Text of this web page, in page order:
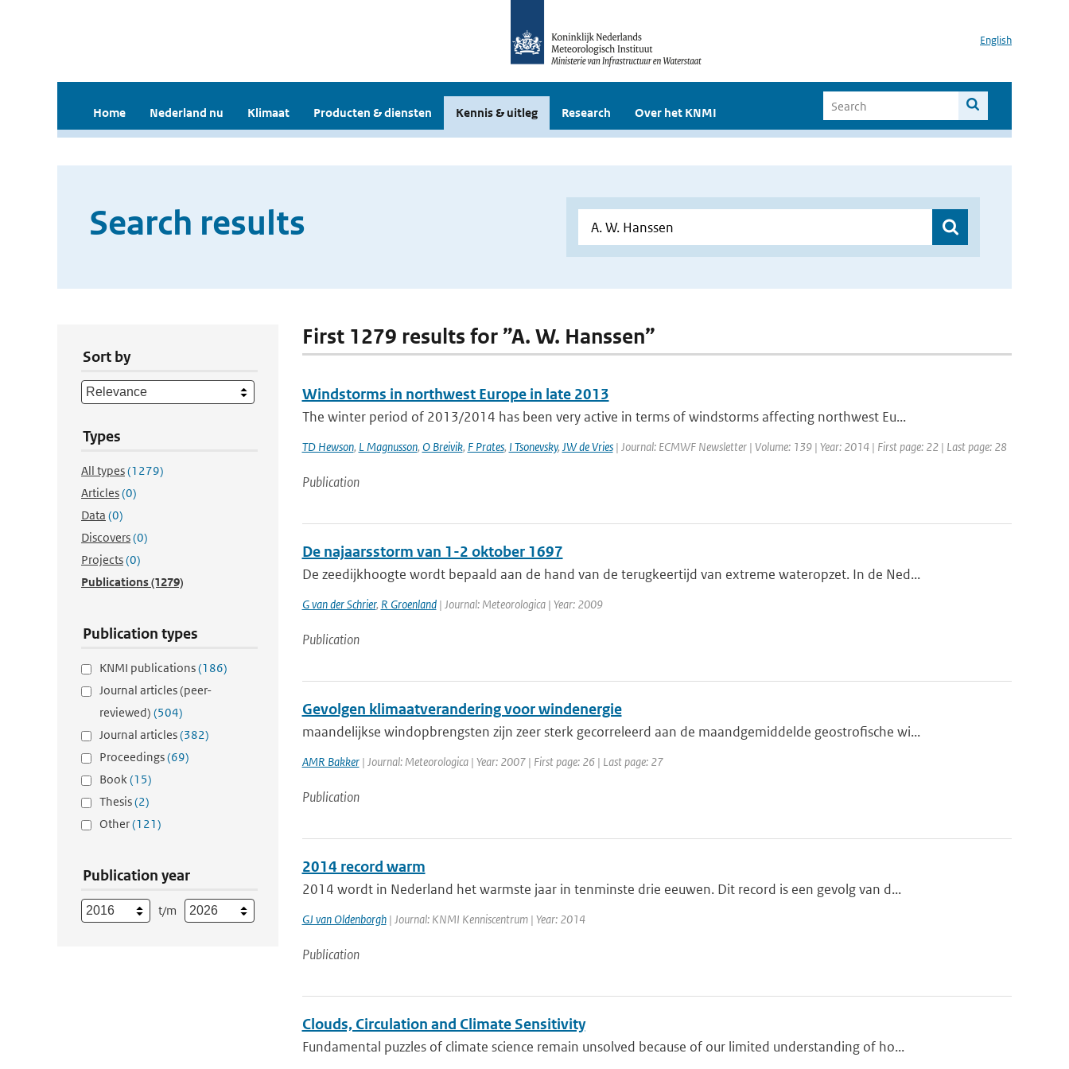
English
Home Nederland nu Klimaat Producten & diensten Kennis & uitleg Research Over het KNMI
Search results
Sort by
Types
All types(1279)
Articles(0)
Data (0)
Discovers(0)
Projects(0)
Publications(1279)
Publication types
KNMI publications(186)
Journal articles (peer-
reviewed) (504)
Journal articles(382)
Proceedings(69)
Book(15)
Thesis(2)
Other(121)
Publication year
t/m
First 1279 results for ”A. W. Hanssen”
Windstorms in northwest Europe in late 2013
The winter period of 2013/2014 has been very active in terms of windstorms affecting northwest Eu...
TD Hewson, L Magnusson, O Breivik, F Prates, I Tsonevsky, JW de Vries| Journal: ECMWF Newsletter | Volume: 139 | Year: 2014 | First page: 22 | Last page: 28
Publication
De najaarsstorm van 1-2 oktober 1697
De zeedijkhoogte wordt bepaald aan de hand van de terugkeertijd van extreme wateropzet. In de Ned...
G van der Schrier, R Groenland| Journal: Meteorologica | Year: 2009
Publication
Gevolgen klimaatverandering voor windenergie
maandelijkse windopbrengsten zijn zeer sterk gecorreleerd aan de maandgemiddelde geostrofische wi...
AMR Bakker| Journal: Meteorologica | Year: 2007 | First page: 26 | Last page: 27
Publication
2014 record warm
2014 wordt in Nederland het warmste jaar in tenminste drie eeuwen. Dit record is een gevolg van d...
GJ van Oldenborgh| Journal: KNMI Kenniscentrum | Year: 2014
Publication
Clouds, Circulation and Climate Sensitivity
Fundamental puzzles of climate science remain unsolved because of our limited understanding of ho...